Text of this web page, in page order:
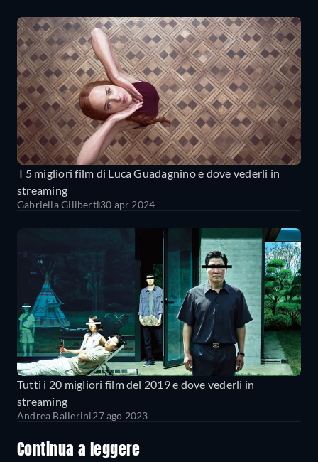
I 5 migliori film di Luca Guadagnino e dove vederli in
streaming
Gabriella Giliberti30 apr 2024
Tutti i 20 migliori film del 2019 e dove vederli in
streaming
Andrea Ballerini27 ago 2023
Continua a leggere